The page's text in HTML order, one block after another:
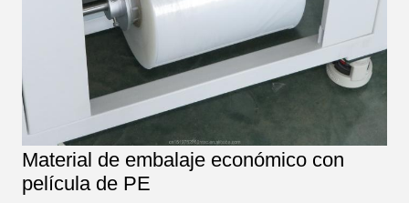
Material de embalaje económico con
película de PE